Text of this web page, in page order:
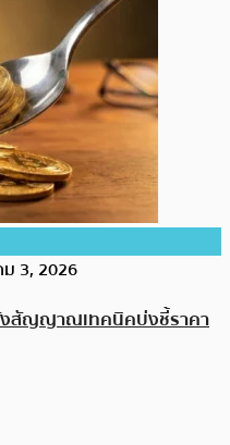
3, 2026
งสัญญาณเทคนิคบ่งชี้ราคา